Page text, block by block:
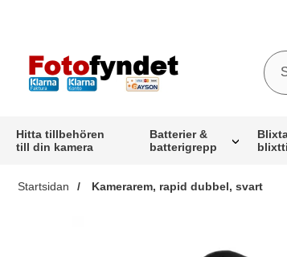
Startsidan för butiksnamn
Sök
Hitta tillbehören
till din kamera
Batterier &
batterigrepp
Startsidan Kamerarem, rapid dubbel, svart